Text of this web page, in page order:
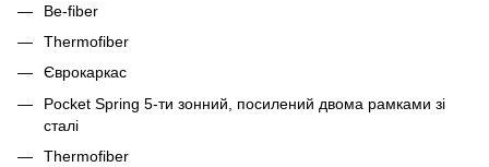
Be-fiber
Thermofiber
Єврокаркас
Pocket Spring 5-ти зонний, посилений двома рамками зі
сталі
Thermofiber